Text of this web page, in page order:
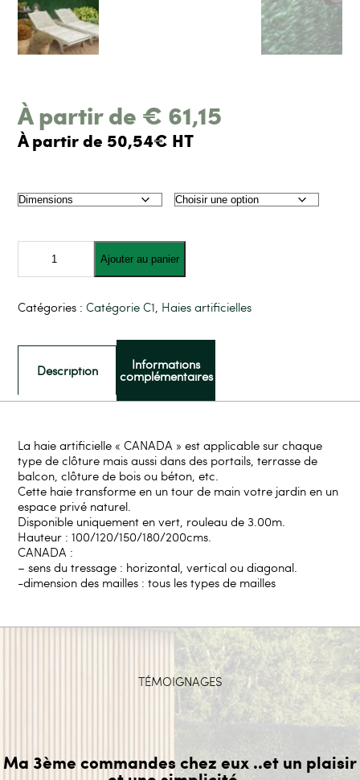
À partir de € 61,15
À partir de 50,54€ HT
quantité
artificielle
Ajouter au panier
Catégories :Catégorie C1 Haies artificielles
Description Informations
complémentaires
La haie artificielle « CANADA » est applicable sur chaque
type de clôture mais aussi dans des portails, terrasse de
balcon, clôture de bois ou béton, etc.
Cette haie transforme en un tour de main votre jardin en un
espace privé naturel.
Disponible uniquement en vert, rouleau de 3.00m.
Hauteur : 100/120/150/180/200cms.
CANADA :
– sens du tressage : horizontal, vertical ou diagonal.
-dimension des mailles : tous les types de mailles
TÉMOIGNAGES
Ma 3ème commandes chez eux ..et un plaisir